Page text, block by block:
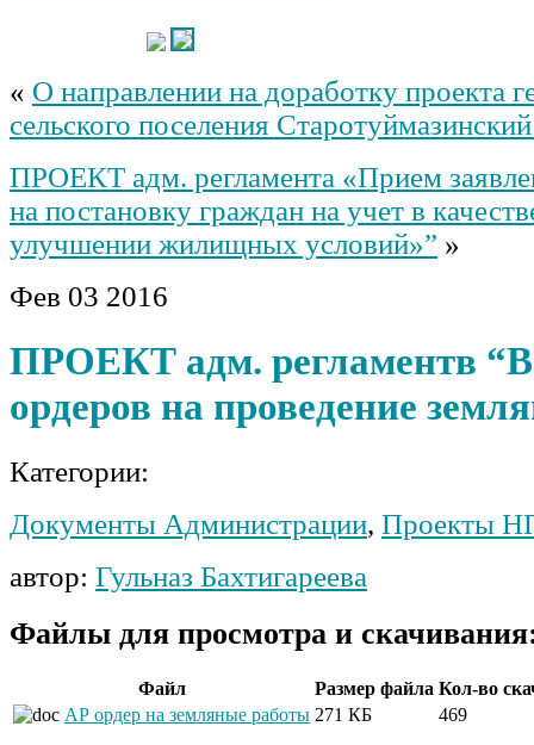
« О направлении на доработку проекта
сельского поселения
ПРОЕКТ адм. регламента «Прием
на постановку граждан на учет в
улучшении жилищных условий»” »
Фев 03 2016
ПРОЕКТ адм. регламентв
ордеров на проведение
Категории:
Документы Администрации, Проекты
автор: Гульназ Бахтигареева
Файлы для просмотра и
Файл Размер файла Кол-во
АР ордер на земляные работы 271 КБ 469